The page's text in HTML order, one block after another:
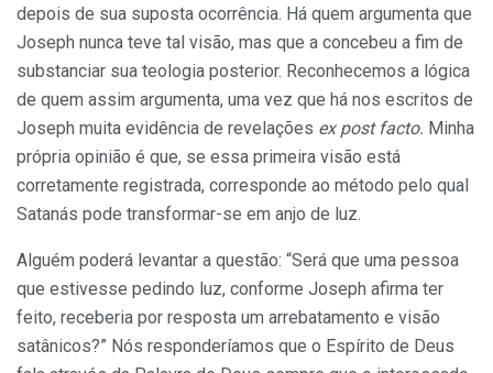
depois de sua suposta ocorrência. Há quem argumenta que
Joseph nunca teve tal visão, mas que a concebeu a fim de
substanciar sua teologia posterior. Reconhecemos a lógica
de quem assim argumenta, uma vez que há nos escritos de
Joseph muita evidência de revelações ex post facto. Minha
própria opinião é que, se essa primeira visão está
corretamente registrada, corresponde ao método pelo qual
Satanás pode transformar-se em anjo de luz.
Alguém poderá levantar a questão: “Será que uma pessoa
que estivesse pedindo luz, conforme Joseph afirma ter
feito, receberia por resposta um arrebatamento e visão
satânicos?” Nós responderíamos que o Espírito de Deus